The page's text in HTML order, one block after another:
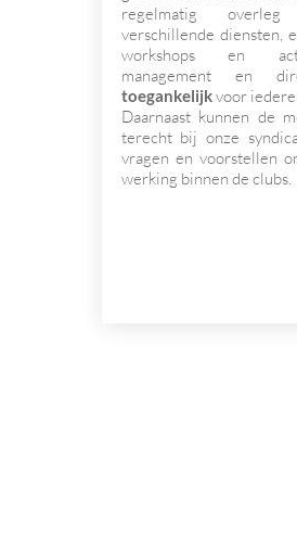
regelmatig
verschillende diensten,
workshops en
management en
toegankelijkvoor
Daarnaast kunnen de
terecht bij onze
vragen en voorstellen
werking binnen de clubs.